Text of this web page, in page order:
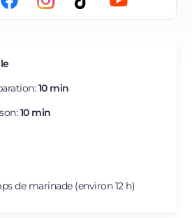
10 min
10 min
de marinade (environ 12 h)